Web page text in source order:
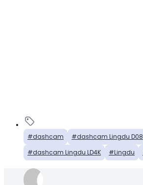
dashcam
dashcam Lingdu D08
dashcam Lingdu LD4K
Lingdu